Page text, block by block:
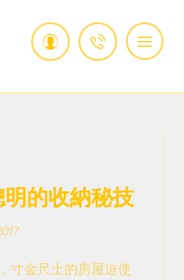
明的收納秘技
寸金尺土的房屋迫使